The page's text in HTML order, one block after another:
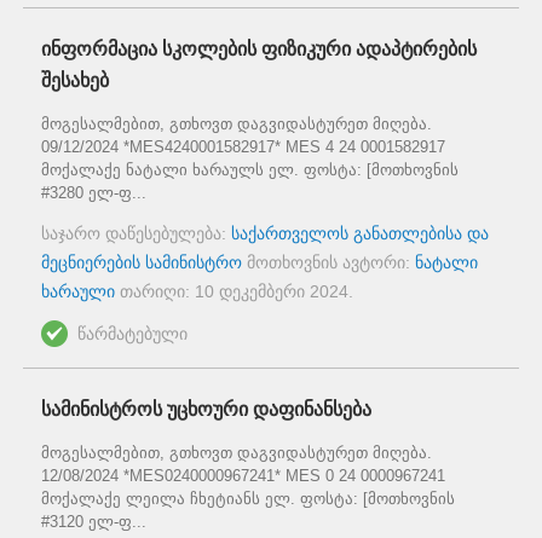
ინფორმაცია სკოლების ფიზიკური ადაპტირების
შესახებ
მოგესალმებით, გთხოვთ დაგვიდასტურეთ მიღება.
09/12/2024 *MES4240001582917* MES 4 24 0001582917
მოქალაქე ნატალი ხარაულს ელ. ფოსტა: [მოთხოვნის
#3280 ელ-ფ...
საჯარო დაწესებულება: საქართველოს განათლებისა და
მეცნიერების სამინისტრო მოთხოვნის ავტორი: ნატალი
ხარაული თარიღი: 10 დეკემბერი 2024
წარმატებული
სამინისტროს უცხოური დაფინანსება
მოგესალმებით, გთხოვთ დაგვიდასტურეთ მიღება.
12/08/2024 *MES0240000967241* MES 0 24 0000967241
მოქალაქე ლეილა ჩხეტიანს ელ. ფოსტა: [მოთხოვნის
#3120 ელ-ფ...